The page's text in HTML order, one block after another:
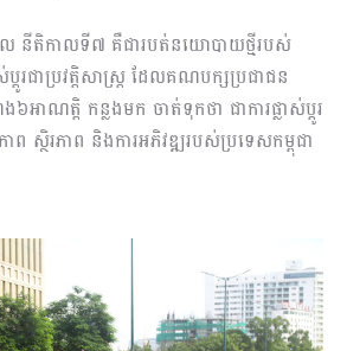
ាល នីតិកាលទី៧ គឺជារបត់នយោបាយថ្មីរបស់
ប្តូរជាប្រវត្តិសាស្ត្រ ដែលគណបក្សប្រជាជន
អាណត្តិ កន្លងមក ចាត់ទុកថា ជាការផ្លាស់ប្តូរ
ព ស្ថិរភាព និងការអភិវឌ្ឍរបស់ប្រទេសកម្ពុជា